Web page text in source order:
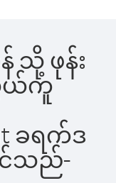
သို့ ဖုန်း
ယ်ကူ
ခရက်ဒ
င်သည်-